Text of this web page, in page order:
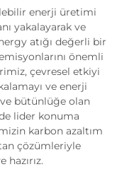
enerji üretimi
yakalayarak ve
atığı değerli bir
önemli
çevresel etkiyi
ve enerji
bütünlüğe olan
lider konuma
karbon azaltım
çözümleriyle
hazırız.